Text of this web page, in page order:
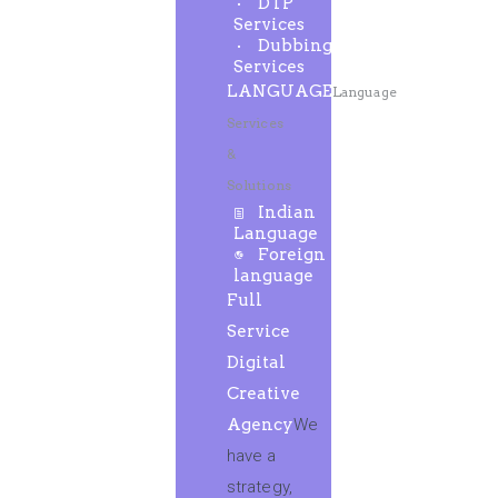
Services
Dubbing
Services
LANGUAGELanguage
Services
&
Solutions
Indian
Language
Foreign
language
Full
Service
Digital
Creative
AgencyWe
have a
strategy,